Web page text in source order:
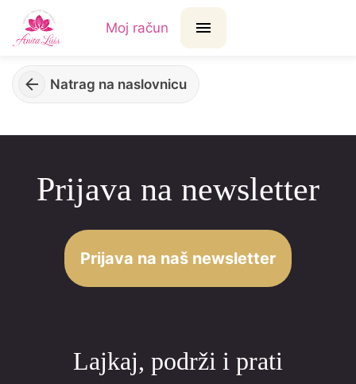
Moj račun
Natrag na naslovnicu
Prijava na newsletter
Prijava na naš newsletter
Lajkaj, podrži i prati